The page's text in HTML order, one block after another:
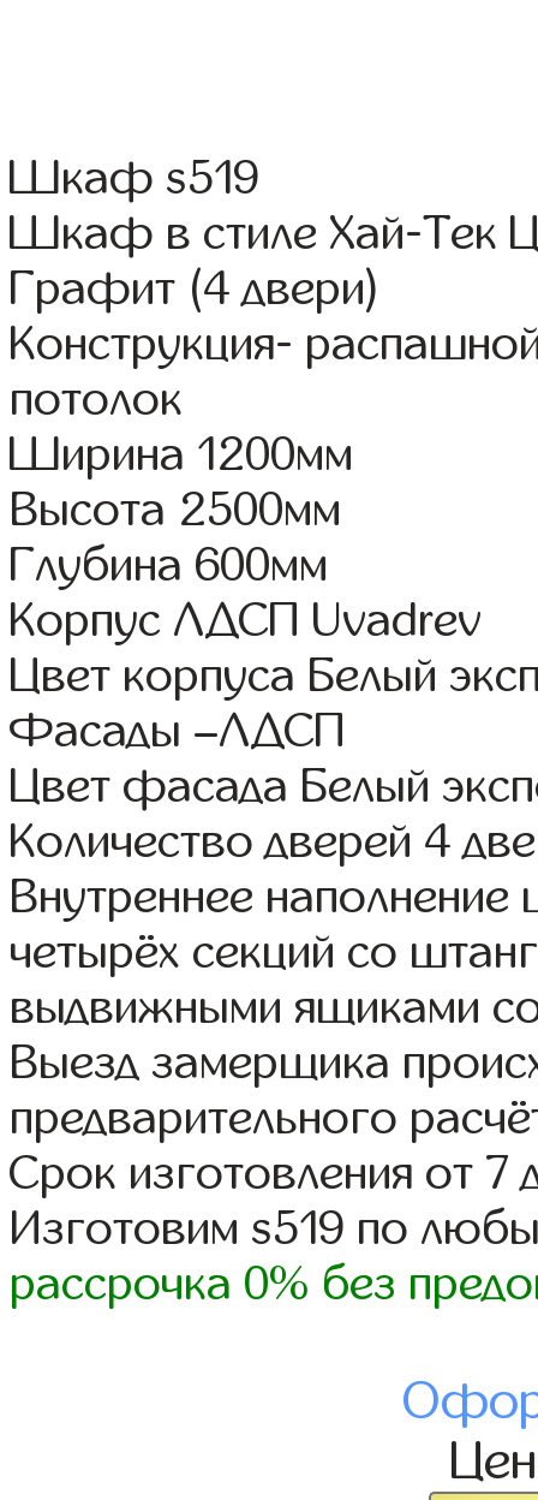
Шкаф s519
Шкаф в стиле Хай-Тек
Графит (4 двери)
Конструкция-
потолок
Ширина 1200мм
Высота 2500мм
Глубина 600мм
Корпус ЛДСП Uvadrev
Цвет корпуса Белый
Фасады –ЛДСП
Цвет фасада Белый
Количество дверей 4
Внутреннее
четырёх секций со
выдвижными ящиками
Выезд замерщика
предварительного
Срок изготовления от 7
Изготовим s519 по
рассрочка 0% без